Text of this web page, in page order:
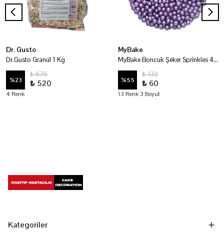
Dr. Gusto
Dr.Gusto Granül 1 Kg
%23
₺ 676
₺ 520
4 Renk
MyBake
MyBake Boncuk Şeker Sprinkles 45 Gr
%55
₺ 132
₺ 60
13 Renk 3 Boyut
Kategoriler